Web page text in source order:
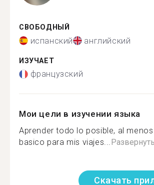
СВОБОДНЫЙ
испанский английский
ИЗУЧАЕТ
французский
Мои цели в изучении языка
Aprender todo lo posible, al
basico para mis viajes...Развернуть
Скачать